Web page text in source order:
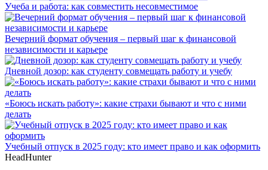
Учеба и работа: как совместить несовместимое
Вечерний формат обучения – первый шаг к финансовой
независимости и карьере
Дневной дозор: как студенту совмещать работу и учебу
«Боюсь искать работу»: какие страхи бывают и что с ними
делать
Учебный отпуск в 2025 году: кто имеет право и как оформить
HeadHunter